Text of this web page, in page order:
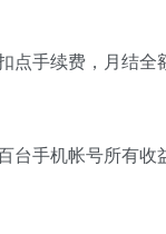
点手续费，月结
台手机帐号所有